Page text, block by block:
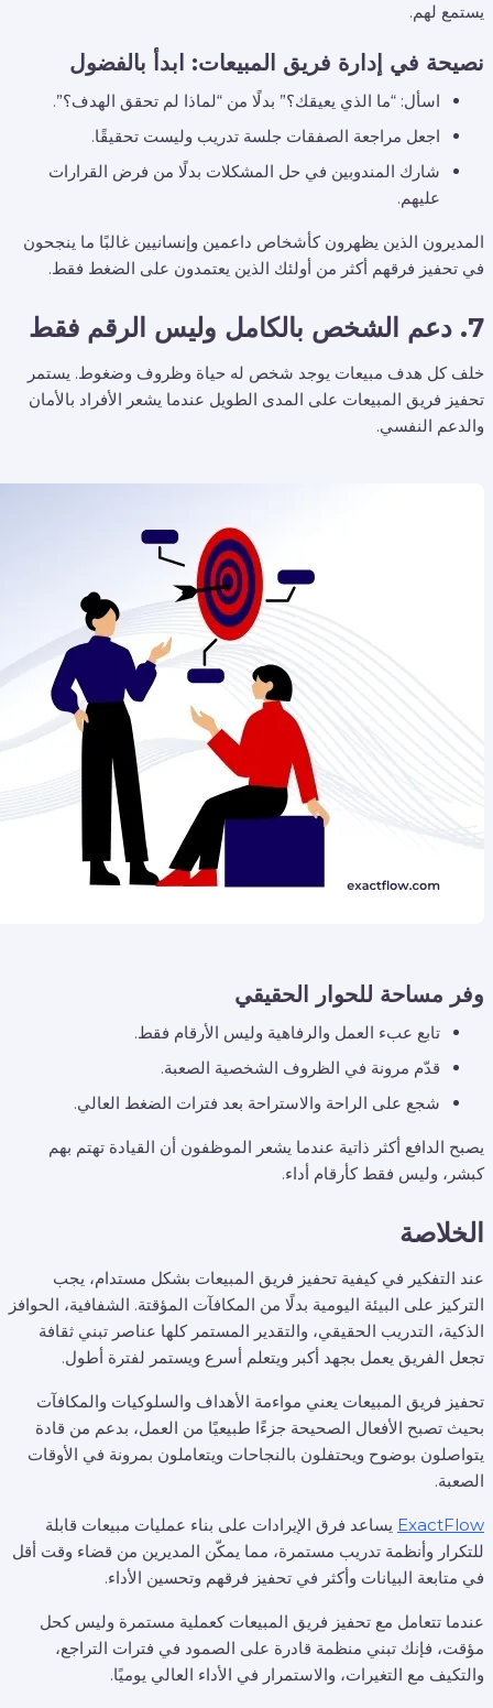
يستمع لهم.
نصيحة في إدارة فريق المبيعات: ابدأ بالفضول
اسأل: “ما الذي يعيقك؟” بدلًا من “لماذا لم تحقق الهدف؟”.
اجعل مراجعة الصفقات جلسة تدريب وليست تحقيقًا.
شارك المندوبين في حل المشكلات بدلًا من فرض القرارات
عليهم.
المديرون الذين يظهرون كأشخاص داعمين وإنسانيين غالبًا ما ينجحون
في تحفيز فرقهم أكثر من أولئك الذين يعتمدون على الضغط فقط.
7. دعم الشخص بالكامل وليس الرقم فقط
خلف كل هدف مبيعات يوجد شخص له حياة وظروف وضغوط. يستمر
تحفيز فريق المبيعات على المدى الطويل عندما يشعر الأفراد بالأمان
والدعم النفسي.
وفر مساحة للحوار الحقيقي
تابع عبء العمل والرفاهية وليس الأرقام فقط.
قدّم مرونة في الظروف الشخصية الصعبة.
شجع على الراحة والاستراحة بعد فترات الضغط العالي.
يصبح الدافع أكثر ذاتية عندما يشعر الموظفون أن القيادة تهتم بهم
كبشر، وليس فقط كأرقام أداء.
الخلاصة
عند التفكير في كيفية تحفيز فريق المبيعات بشكل مستدام، يجب
التركيز على البيئة اليومية بدلًا من المكافآت المؤقتة. الشفافية، الحوافز
الذكية، التدريب الحقيقي، والتقدير المستمر كلها عناصر تبني ثقافة
تجعل الفريق يعمل بجهد أكبر ويتعلم أسرع ويستمر لفترة أطول.
تحفيز فريق المبيعات يعني مواءمة الأهداف والسلوكيات والمكافآت
بحيث تصبح الأفعال الصحيحة جزءًا طبيعيًا من العمل، بدعم من قادة
يتواصلون بوضوح ويحتفلون بالنجاحات ويتعاملون بمرونة في الأوقات
الصعبة.
ExactFlow يساعد فرق الإيرادات على بناء عمليات مبيعات قابلة
للتكرار وأنظمة تدريب مستمرة، مما يمكّن المديرين من قضاء وقت أقل
في متابعة البيانات وأكثر في تحفيز فرقهم وتحسين الأداء.
عندما تتعامل مع تحفيز فريق المبيعات كعملية مستمرة وليس كحل
مؤقت، فإنك تبني منظمة قادرة على الصمود في فترات التراجع،
والتكيف مع التغيرات، والاستمرار في الأداء العالي يوميًا.